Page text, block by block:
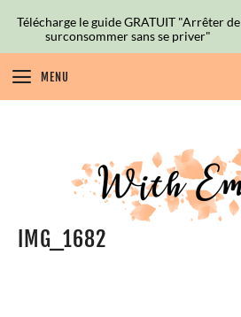
MENU
IMG_1682
Télécharge le guide GRATUIT "Arrêter de
surconsommer sans se priver"